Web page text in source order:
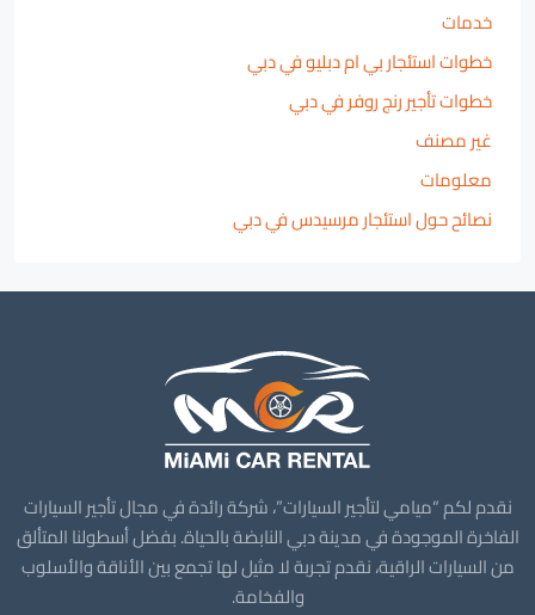
خدمات
خطوات استئجار بي ام دبليو في دبي
خطوات تأجير رنج روفر في دبي
غير مصنف
معلومات
نصائح حول استئجار مرسيدس في دبي
نقدم لكم “ميامي لتأجير السيارات”، شركة رائدة في مجال تأجير السيارات
الفاخرة الموجودة في مدينة دبي النابضة بالحياة. بفضل أسطولنا المتألق
من السيارات الراقية، نقدم تجربة لا مثيل لها تجمع بين الأناقة والأسلوب
والفخامة.